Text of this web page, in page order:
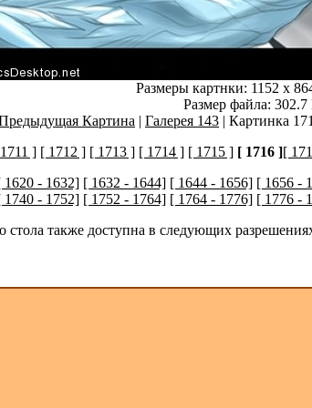
Размеры картнки: 1152 x
Размер файла: 302.7
Картина | Галерея 143 | Картинка
] [ 1712 ] [ 1713 ] [ 1714 ] [ 1715 ] [ 1716 ][
1620 - 1632] [ 1632 - 1644] [ 1644 - 1656] [ 1656 -
1740 - 1752] [ 1752 - 1764] [ 1764 - 1776] [ 1776 -
стола также доступна в следующих